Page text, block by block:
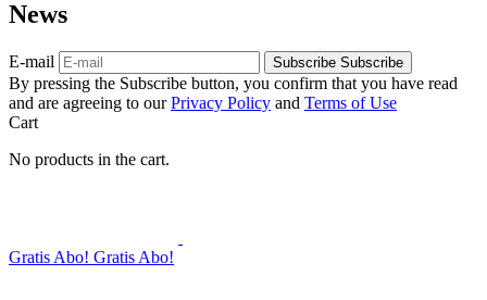
News
E-mail Subscribe Subscribe
By pressing the Subscribe button, you confirm that you have read
and are agreeing to ourPrivacy Policy and Terms of Use
Cart
No products in the cart.
Gratis Abo! Gratis Abo!